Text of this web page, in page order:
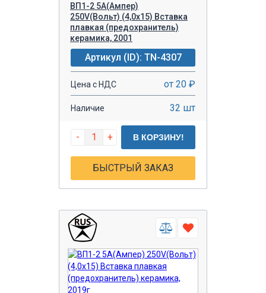
ВП1-2 5A(Ампер)
250V(Вольт) (4,0х15) Вставка
плавкая (предохранитель)
керамика, 2001
Артикул (ID): TN-4307
Цена с НДС от 20 ₽
Наличие 32 шт
- + В КОРЗИНУ!
БЫСТРЫЙ ЗАКАЗ